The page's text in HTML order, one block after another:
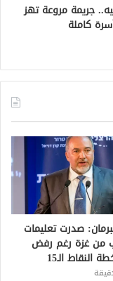
100 ألف جنيه.. جريمة مروعة تهز
كاملة
صدرت تعليمات
من غزة رغم رفض
النقاط الـ15